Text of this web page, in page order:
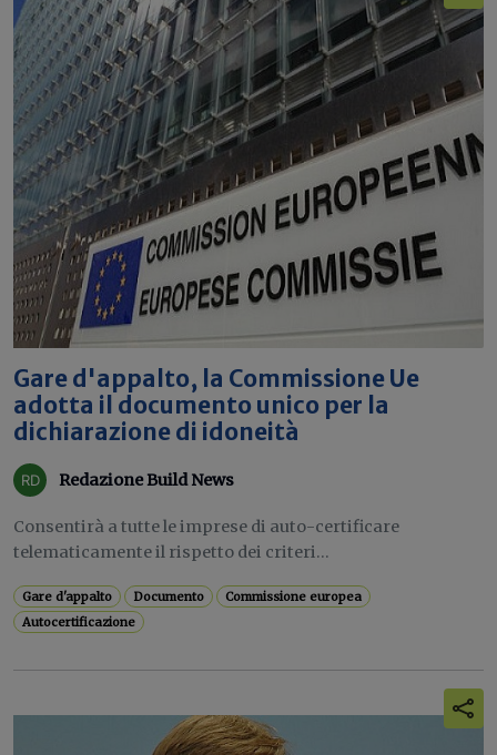
Gare d'appalto, la Commissione Ue
adotta il documento unico per la
dichiarazione di idoneità
Redazione Build News
Consentirà a tutte le imprese di auto-certificare
telematicamente il rispetto dei criteri...
Gare d'appalto Documento
Commissione europea
Autocertificazione